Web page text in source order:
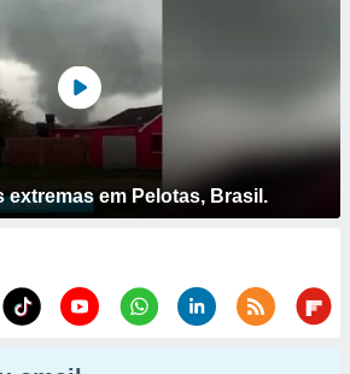
extremas em Pelotas, Brasil.